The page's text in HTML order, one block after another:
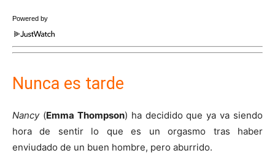
Powered by
Nunca es tarde
Nancy(Emma Thompson) ha decidido que ya va siendo
hora de sentir lo que es un orgasmo tras haber
enviudado de un buen hombre, pero aburrido.